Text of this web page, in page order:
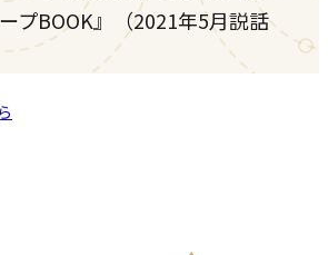
プBOOK』（2021年5月説話